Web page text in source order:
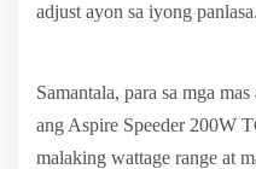
adjust ayon sa iyong panlasa.
Samantala, para sa mga
ang Aspire Speeder 200W
malaking wattage range at